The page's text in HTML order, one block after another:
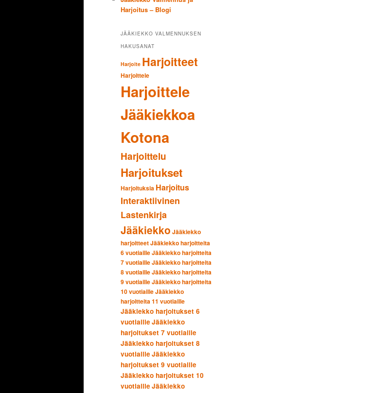
Harjoitus – Blogi
JÄÄKIEKKO VALMENNUKSEN
HAKUSANAT
Harjoite Harjoitteet
Harjoittele
Harjoittele
Jääkiekkoa
Kotona
Harjoittelu
Harjoitukset
Harjoituksia Harjoitus
Interaktiivinen
Lastenkirja
Jääkiekko Jääkiekko
harjoitteetJääkiekko harjoitteita
6 vuotiailleJääkiekko harjoitteita
7 vuotiailleJääkiekko harjoitteita
8 vuotiailleJääkiekko harjoitteita
9 vuotiailleJääkiekko harjoitteita
10 vuotiailleJääkiekko
harjoitteita 11 vuotiaille
Jääkiekko harjoitukset 6
vuotiaille Jääkiekko
harjoitukset 7 vuotiaille
Jääkiekko harjoitukset 8
vuotiaille Jääkiekko
harjoitukset 9 vuotiaille
Jääkiekko harjoitukset 10
vuotiaille Jääkiekko